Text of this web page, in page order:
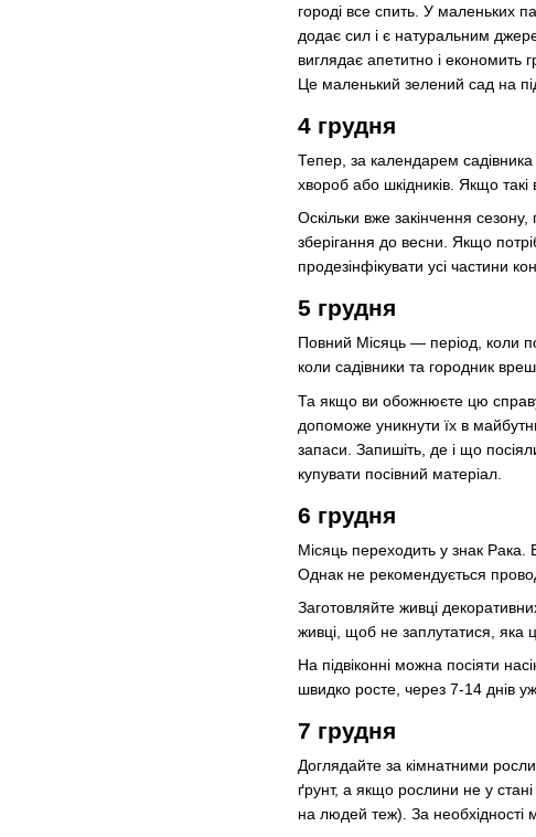
городі все спить. У маленьких
додає сил і є натуральним
виглядає апетитно і економить
Це маленький зелений сад на
4 грудня
Тепер, за календарем
хвороб або шкідників. Якщо такі
Оскільки вже закінчення
зберігання до весни. Якщо
продезінфікувати усі частини
5 грудня
Повний Місяць — період, коли
коли садівники та городник
Та якщо ви обожнюєте цю
допоможе уникнути їх в
запаси. Запишіть, де і що
купувати посівний матеріал.
6 грудня
Місяць переходить у знак Рака.
Однак не рекомендується
Заготовляйте живці
живці, щоб не заплутатися, яка
На підвіконні можна посіяти
швидко росте, через 7-14 днів
7 грудня
Доглядайте за кімнатними
ґрунт, а якщо рослини не у стані
на людей теж). За необхідності